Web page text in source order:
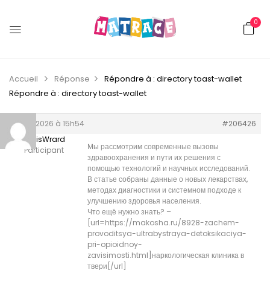
0
Accueil Réponse
Répondre à : directory toast-wallet
Répondre à : directory toast-wallet
9 juin 2026 à 15h54
#206426
FrancisWrard
Participant
Мы рассмотрим современные вызовы
здравоохранения и пути их решения с
помощью технологий и научных исследований.
В статье собраны данные о новых лекарствах,
методах диагностики и системном подходе к
улучшению здоровья населения.
Что ещё нужно знать? –
[url=https://makosha.ru/8928-zachem-
provoditsya-ultrabystraya-detoksikaciya-
pri-opioidnoy-
zavisimosti.html]наркологическая клиника в
твери[/url]